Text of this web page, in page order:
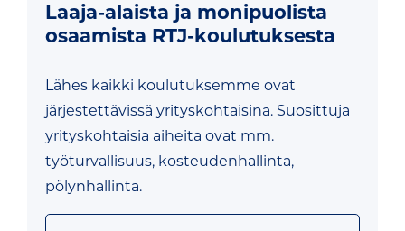
Laaja-alaista ja monipuolista
osaamista RTJ-koulutuksesta
Lähes kaikki koulutuksemme ovat
järjestettävissä yrityskohtaisina. Suosittuja
yrityskohtaisia aiheita ovat mm.
työturvallisuus, kosteudenhallinta,
pölynhallinta.